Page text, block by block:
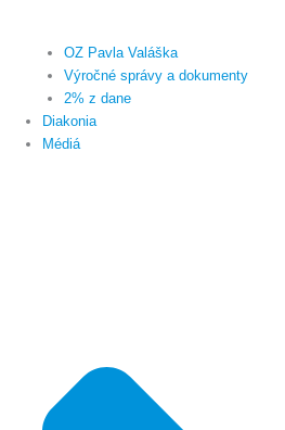
OZ Pavla Valáška
Výročné správy a dokumenty
2% z dane
Diakonia
Médiá